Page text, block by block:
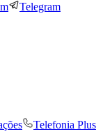
Telegram
Telefonia Plus